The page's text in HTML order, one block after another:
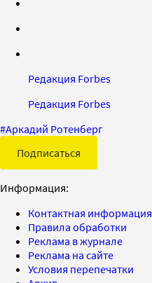
Редакция Forbes
Редакция Forbes
#Аркадий Ротенберг
Подписаться
Информация:
Контактная информация
Правила обработки
Реклама в журнале
Реклама на сайте
Условия перепечатки